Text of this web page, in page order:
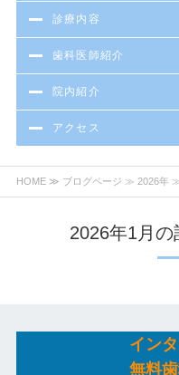
診療内容
歯科医師紹介
院内紹介
アクセス
HOME≫ ブログページ ≫ 2026年
2026年1月
イン
無料